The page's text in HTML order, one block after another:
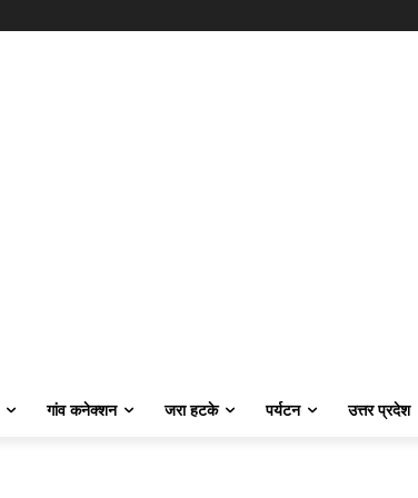
गांव कनेक्शन जरा हटके पर्यटन उत्तर प्रदेश